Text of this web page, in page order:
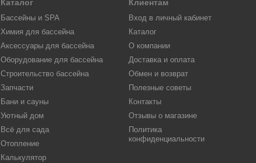
Каталог
Бассейны и SPA
Химия для бассейна
Аксессуары для бассейна
Оборудование для бассейна
Строительство бассейна
Запчасти
Бани и сауны
Уютный дом
Всё для сада
Отопление
Калькулятор
Клиентам
Вход в личный кабинет
Каталог
О компании
Доставка и оплата
Обмен и возврат
Полезные советы
Контакты
Отзывы о магазине
Политика
конфиденциальности